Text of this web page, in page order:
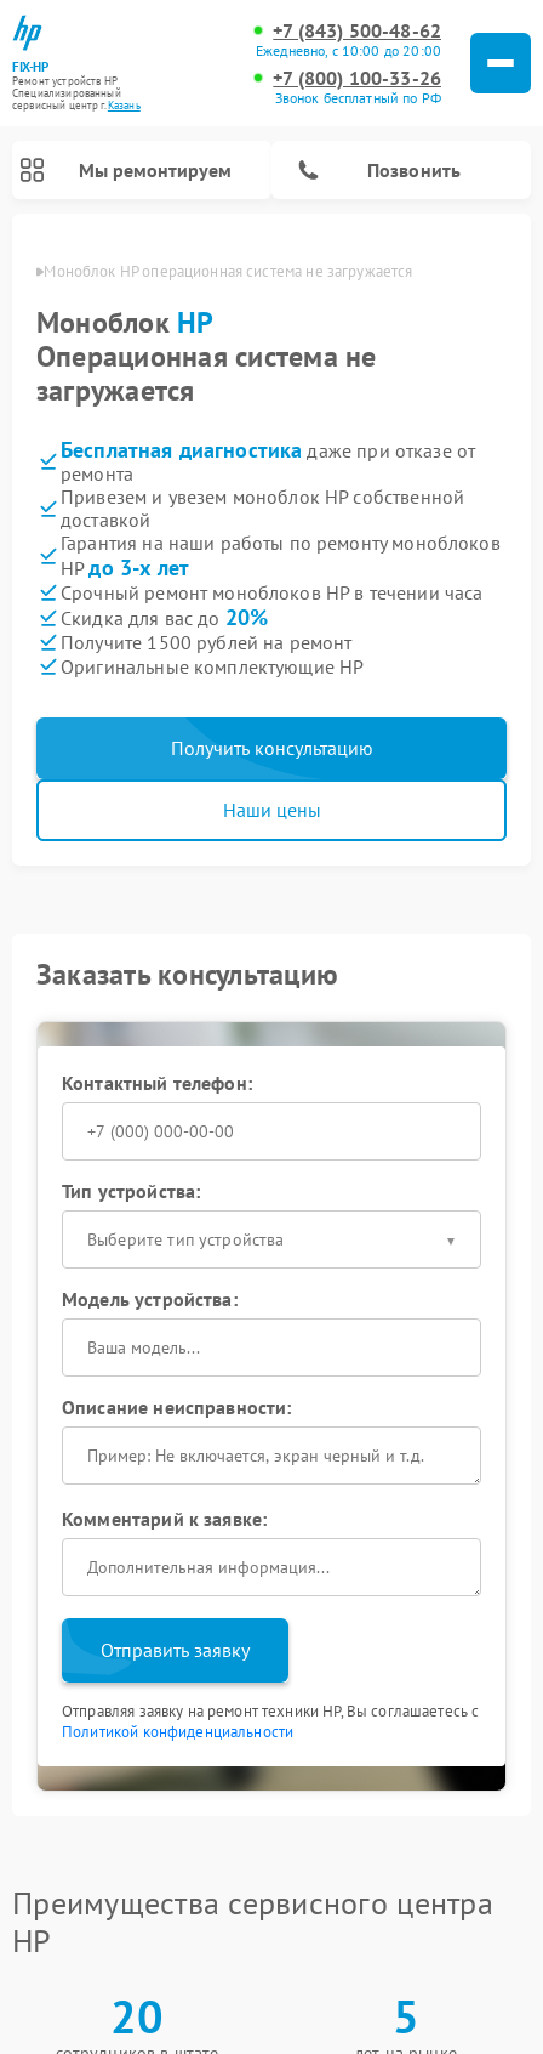
FIX-HP
Ремонт устройств HP
Специализированный
cервисный центр г.Казань
+7 (843) 500-48-62
Ежедневно, с 10:00 до 20:00
+7 (800) 100-33-26
Звонок бесплатный по РФ
Мы ремонтируем Позвонить
Моноблок HP операционная система не загружается
Моноблок HP
Операционная система не
загружается
Бесплатная диагностика даже при отказе от
ремонта
Привезем и увезем моноблок HP собственной
доставкой
Гарантия на наши работы по ремонту моноблоков
HPдо 3-х лет
Срочный ремонт моноблоков HP в течении часа
Скидка для вас до 20%
Получите 1500 рублей на ремонт
Оригинальные комплектующие HP
Получить консультацию
Наши цены
Заказать консультацию
Контактный телефон:
Тип устройства:
Выберите тип устройства
Модель устройства:
Описание неисправности:
Комментарий к заявке:
Отправить заявку
Отправляя заявку на ремонт техники HP, Вы соглашаетесь с
Политикой конфиденциальности
Преимущества сервисного центра
HP
20 5